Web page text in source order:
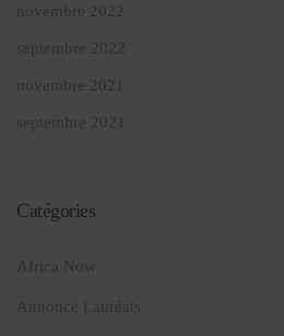
novembre 2022
septembre 2022
novembre 2021
septembre 2021
Catégories
Africa Now
Annonce Lauréats